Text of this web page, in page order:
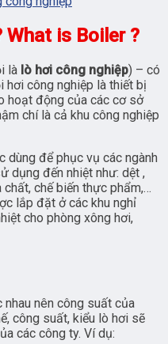
What is Boiler ?
là lò hơi công nghiệp) – có
hơi công nghiệp là thiết bị
hoạt động của các cơ sở
chí là cả khu công nghiệp
dùng để phục vụ các ngành
dụng đến nhiệt như: dệt ,
chất, chế biến thực phẩm,…
lắp đặt ở các khu nghỉ
cho phòng xông hơi,
nên công suất của
công suất, kiểu lò hơi sẽ
các công ty. Ví dụ: